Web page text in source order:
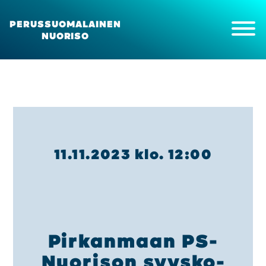
PERUSSUOMALAINEN
NUORISO
Pal­kit­se­mi­nen
Jäse­nek­si
About us
11.11.2023 klo. 12:00
Pir­kan­maan PS-